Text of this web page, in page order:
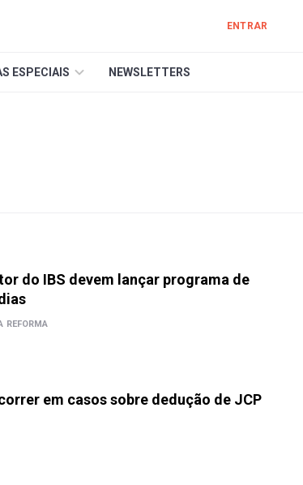
ENTRAR
ESPECIAIS NEWSLETTERS
do IBS devem lançar programa de
REFORMA
em casos sobre dedução de JCP